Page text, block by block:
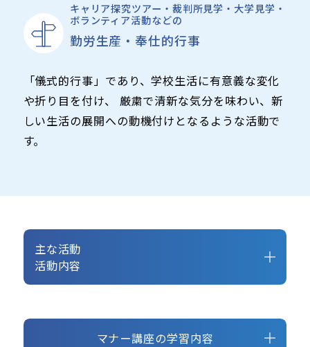
キャリア探究ツアー・裁判所見学・大学見学・
ボランティア活動などの
勤労生産・奉仕的行事
「儀式的行事」であり、学校生活に有意義な変化
や折り目を付け、 厳粛で清新な気分を味わい、新
しい生活の展開への動機付けとなるような活動で
す。
主な活動
活動内容
マナー講座の学習内容